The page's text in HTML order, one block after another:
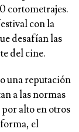
cortometrajes.
con la
desafían las
del cine.
una reputación
a las normas
alto en otros
el